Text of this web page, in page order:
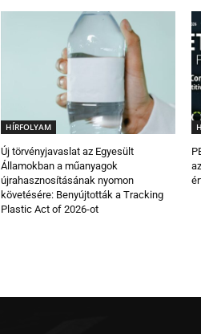
HÍRFOLYAM
Új törvényjavaslat az Egyesült
Államokban a műanyagok
újrahasznosításának nyomon
követésére: Benyújtották a Tracking
Plastic Act of 2026-ot